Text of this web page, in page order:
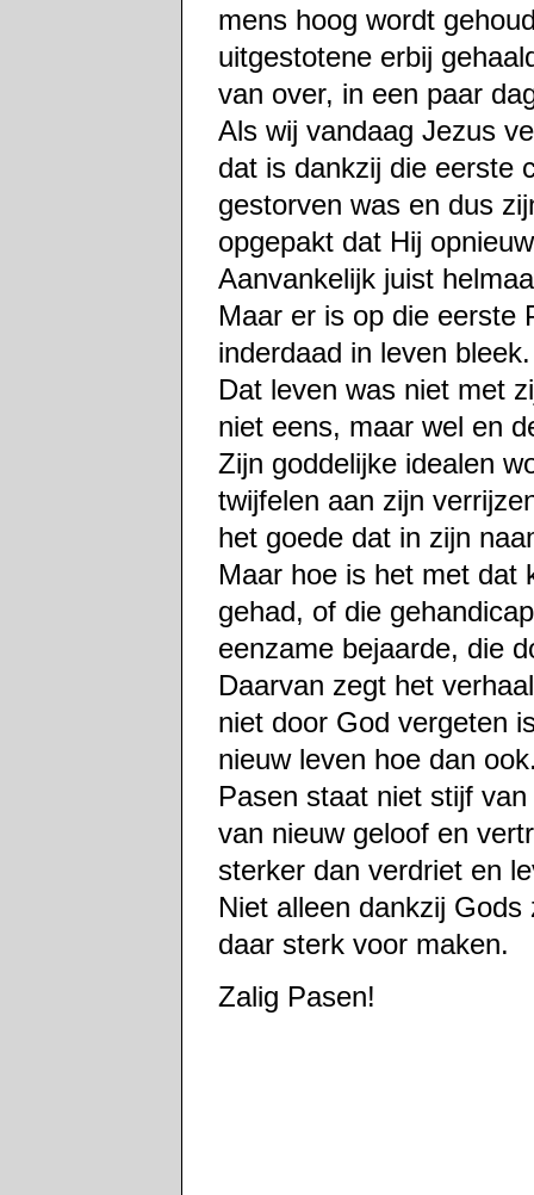
mens hoog wordt
uitgestotene erbij
van over, in een paar
Als wij vandaag Jezus
dat is dankzij die eerste
gestorven was en dus
opgepakt dat Hij
Aanvankelijk juist
Maar er is op die eerste
inderdaad in leven
Dat leven was niet met
niet eens, maar wel en
Zijn goddelijke idealen
twijfelen aan zijn
het goede dat in zijn
Maar hoe is het met dat
gehad, of die
eenzame bejaarde, die
Daarvan zegt het
niet door God vergeten
nieuw leven hoe dan
Pasen staat niet stijf
van nieuw geloof en
sterker dan verdriet en
Niet alleen dankzij
daar sterk voor maken.
Zalig Pasen!